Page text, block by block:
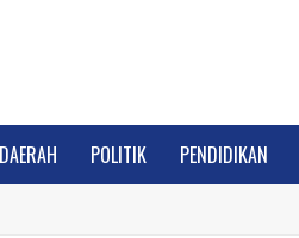
DAERAH POLITIK PENDIDIKAN